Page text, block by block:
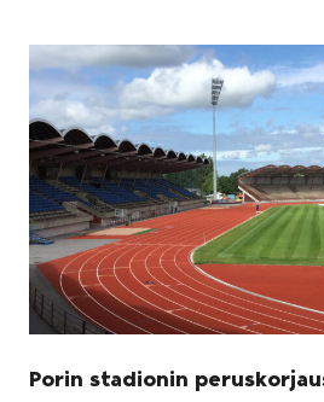
Porin stadionin